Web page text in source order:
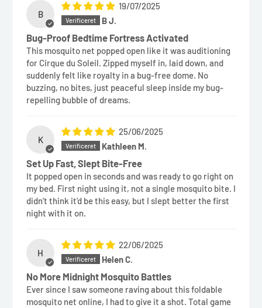
B
19/07/2025
B J.
Bug-Proof Bedtime Fortress Activated
This mosquito net popped open like it was auditioning
for Cirque du Soleil. Zipped myself in, laid down, and
suddenly felt like royalty in a bug-free dome. No
buzzing, no bites, just peaceful sleep inside my bug-
repelling bubble of dreams.
K
25/06/2025
Kathleen M.
Set Up Fast, Slept Bite-Free
It popped open in seconds and was ready to go right on
my bed. First night using it, not a single mosquito bite. I
didn’t think it’d be this easy, but I slept better the first
night with it on.
H
22/06/2025
Helen C.
No More Midnight Mosquito Battles
Ever since I saw someone raving about this foldable
mosquito net online, I had to give it a shot. Total game